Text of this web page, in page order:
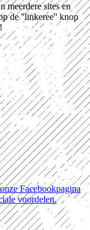
meerdere sites en
de ''linkeree'' knop
Facebookpagina
voordelen.